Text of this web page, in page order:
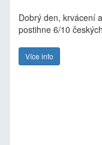
Dobrý den, krvácení
postihne 6/10
Více info